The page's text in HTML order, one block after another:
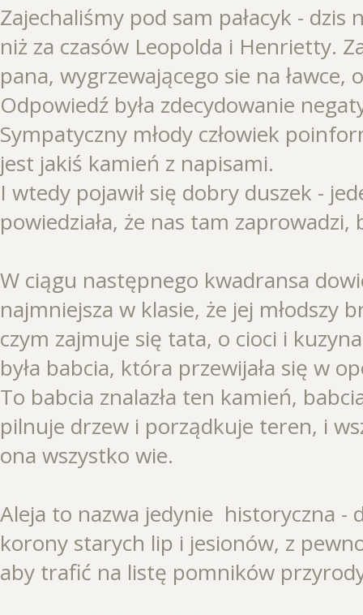
Zajechaliśmy pod sam pałacyk - dzis
niż za czasów Leopolda i Henrietty.
pana, wygrzewającego sie na ławce,
Odpowiedź była zdecydowanie
Sympatyczny młody człowiek
jest jakiś kamień z napisami.
I wtedy pojawił się dobry duszek -
powiedziała, że nas tam zaprowadzi,
W ciągu następnego kwadransa
najmniejsza w klasie, że jej młodszy
czym zajmuje się tata, o cioci i
była babcia, która przewijała się w
To babcia znalazła ten kamień,
pilnuje drzew i porządkuje teren, i
ona wszystko wie.
Aleja to nazwa jedynie historyczna -
korony starych lip i jesionów, z
aby trafić na listę pomników